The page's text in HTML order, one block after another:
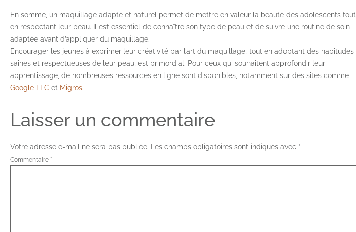
En somme, un maquillage adapté et naturel permet de mettre en valeur la beauté des adolescents tout
en respectant leur peau. Il est essentiel de connaître son type de peau et de suivre une routine de soin
adaptée avant d’appliquer du maquillage.
Encourager les jeunes à exprimer leur créativité par l’art du maquillage, tout en adoptant des habitudes
saines et respectueuses de leur peau, est primordial. Pour ceux qui souhaitent approfondir leur
apprentissage, de nombreuses ressources en ligne sont disponibles, notamment sur des sites comme
Google LLC et Migros.
Laisser un commentaire
Votre adresse e-mail ne sera pas publiée. Les champs obligatoires sont indiqués avec *
Commentaire *